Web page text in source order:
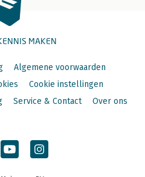
MAKEN
Algemene voorwaarden
Cookie instellingen
Service & Contact Over ons